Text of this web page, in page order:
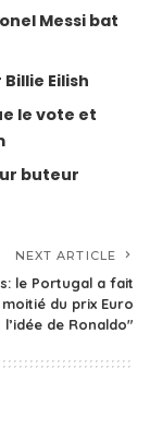
Messi bat
Eilish
le vote et
buteur
NEXT ARTICLE
le Portugal a fait
du prix Euro
de Ronaldo"